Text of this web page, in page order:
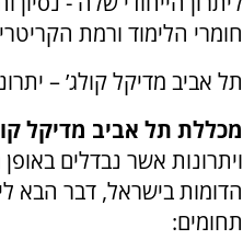
חומרי הלימוד ורמת
תל אביב מדיקל קולג’ –
מכללת תל אביב מדיקל
ויתרונות אשר נבדלים
הדומות בישראל, דבר הבא
תחומים: